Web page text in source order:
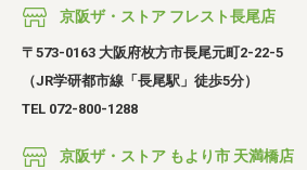
京阪ザ・ストア フレスト長尾店
〒573-0163 大阪府枚方市長尾元町2-22-5
（JR学研都市線「長尾駅」徒歩5分）
TEL 072-800-1288
京阪ザ・ストア もより市 天満橋店